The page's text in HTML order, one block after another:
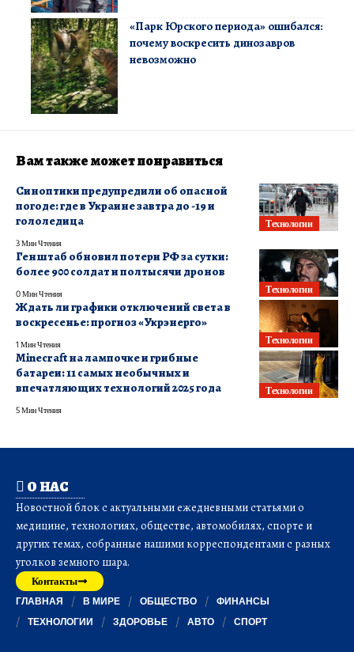
«Парк Юрского периода» ошибался:
почему воскресить динозавров
невозможно
Вам также может понравиться
Технологии
Синоптики предупредили об опасной
погоде: где в Украине завтра до -19 и
гололедица
3 Мин Чтения
Технологии
Генштаб обновил потери РФ за сутки:
более 900 солдат и полтысячи дронов
0 Мин Чтения
Технологии
Ждать ли графики отключений света в
воскресенье: прогноз «Укрэнерго»
1 Мин Чтения
Технологии
Minecraft на лампочке и грибные
батареи: 11 самых необычных и
впечатляющих технологий 2025 года
5 Мин Чтения
О НАС
Новостной блок с актуальными ежедневными статьями о
медицине, технологиях, обществе, автомобилях, спорте и
других темах, собранные нашими корреспондентами с разных
уголков земного шара.
Контакты
ГЛАВНАЯ В МИРЕ ОБЩЕСТВО
ФИНАНСЫ
ТЕХНОЛОГИИ
ЗДОРОВЬЕ АВТО СПОРТ